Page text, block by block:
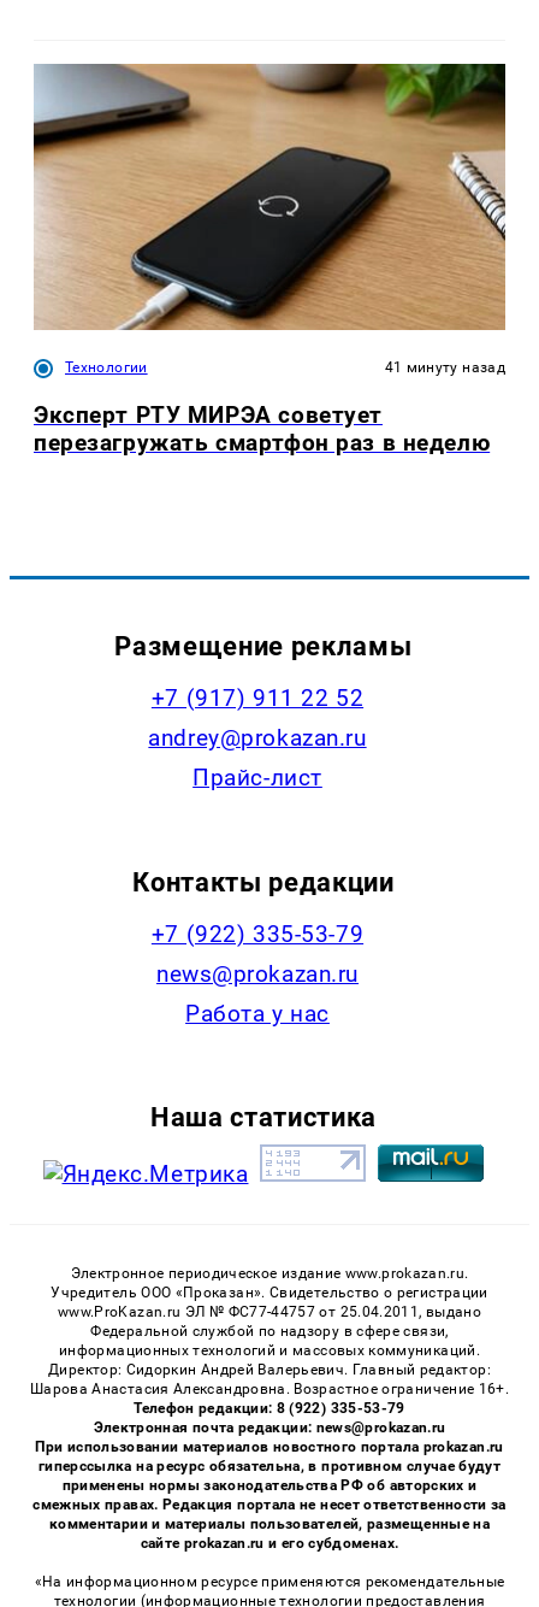
Технологии 41 минуту назад
Эксперт РТУ МИРЭА советует
перезагружать смартфон раз в неделю
Размещение рекламы
+7 (917) 911 22 52
andrey@prokazan.ru
Прайс-лист
Контакты редакции
+7 (922) 335-53-79
news@prokazan.ru
Работа у нас
Наша статистика
Электронное периодическое издание www.prokazan.ru.
Учредитель ООО «Проказан». Cвидетельство о регистрации
www.ProKazan.ru ЭЛ № ФС77-44757 от 25.04.2011, выдано
Федеральной службой по надзору в сфере связи,
информационных технологий и массовых коммуникаций.
Директор: Сидоркин Андрей Валерьевич. Главный редактор:
Шарова Анастасия Александровна. Возрастное ограничение 16+.
Телефон редакции: 8 (922) 335-53-79
Электронная почта редакции: news@prokazan.ru
При использовании материалов новостного портала prokazan.ru
гиперссылка на ресурс обязательна, в противном случае будут
применены нормы законодательства РФ об авторских и
смежных правах. Редакция портала не несет ответственности за
комментарии и материалы пользователей, размещенные на
сайте prokazan.ru и его субдоменах.
«На информационном ресурсе применяются рекомендательные
технологии (информационные технологии предоставления